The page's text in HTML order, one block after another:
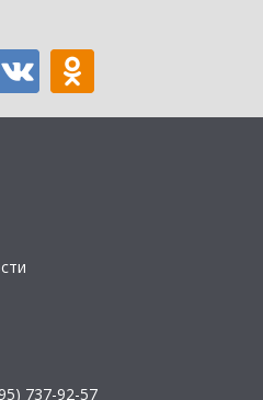
737-92-57